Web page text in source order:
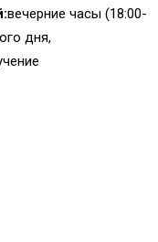
вечерние часы (18:00-
дня,